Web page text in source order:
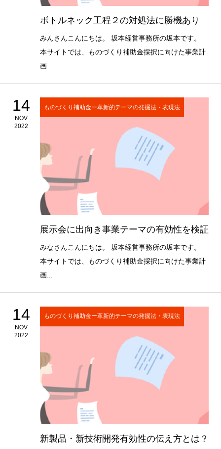
ボトルネック工程２の対処法に勝機あり
みんさんこんにちは。 坂本経営事務所の坂本です。
本サイトでは、ものづくり補助金採択に向けた事業計
画...
14
NOV
2022
ものづくり補助金ー革新的テーマの発掘法・表現法
展示会に出向き事業テーマの有効性を検証
みなさんこんにちは。 坂本経営事務所の坂本です。
本サイトでは、ものづくり補助金採択に向けた事業計
画...
14
NOV
2022
ものづくり補助金ー革新的テーマの発掘法・表現法
新製品・新技術開発有効性の伝え方とは？